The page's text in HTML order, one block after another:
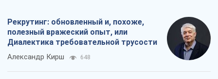
Рекрутинг: обновленный и, похоже,
полезный вражеский опыт, или
Диалектика требовательной трусости
Александр Кирш 648